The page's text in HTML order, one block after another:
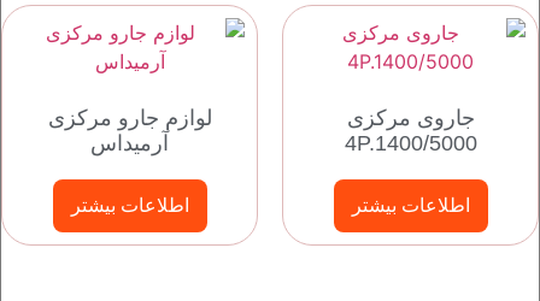
جاروی مرکزی
4P.1400/5000
اطلاعات بیشتر
لوازم جارو مرکزی
آرمیداس
اطلاعات بیشتر